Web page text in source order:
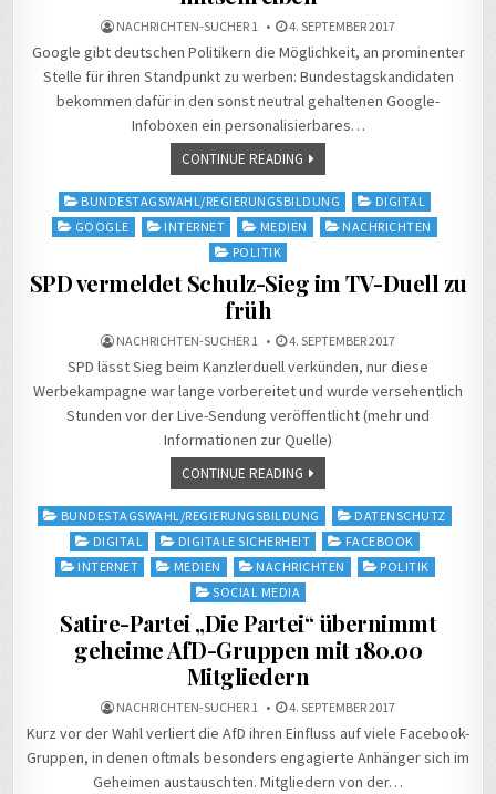
NACHRICHTEN-SUCHER 1 4. SEPTEMBER 2017
Google gibt deutschen Politikern die Möglichkeit, an prominenter
Stelle für ihren Standpunkt zu werben: Bundestagskandidaten
bekommen dafür in den sonst neutral gehaltenen Google-
Infoboxen ein personalisierbares…
CONTINUE READING
Posted
in
BUNDESTAGSWAHL/REGIERUNGSBILDUNG
DIGITAL
GOOGLE
INTERNET MEDIEN
NACHRICHTEN
POLITIK
SPD vermeldet Schulz-Sieg im TV-Duell zu
früh
NACHRICHTEN-SUCHER 1 4. SEPTEMBER 2017
SPD lässt Sieg beim Kanzlerduell verkünden, nur diese
Werbekampagne war lange vorbereitet und wurde versehentlich
Stunden vor der Live-Sendung veröffentlicht (mehr und
Informationen zur Quelle)
CONTINUE READING
Posted
BUNDESTAGSWAHL/REGIERUNGSBILDUNG
DATENSCHUTZ
DIGITAL
DIGITALE SICHERHEIT
FACEBOOK
INTERNET
MEDIEN NACHRICHTEN
POLITIK
SOCIAL MEDIA
Satire-Partei „Die Partei“ übernimmt
geheime AfD-Gruppen mit 180.00
Mitgliedern
NACHRICHTEN-SUCHER 1 4. SEPTEMBER 2017
Kurz vor der Wahl verliert die AfD ihren Einfluss auf viele Facebook-
Gruppen, in denen oftmals besonders engagierte Anhänger sich im
Geheimen austauschten. Mitgliedern von der…